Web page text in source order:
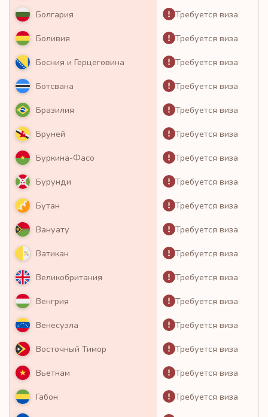
Болгария Требуется виза
Боливия Требуется виза
Босния и Герцеговина Требуется виза
Ботсвана Требуется виза
Бразилия Требуется виза
Бруней Требуется виза
Буркина-Фасо Требуется виза
Бурунди Требуется виза
Бутан Требуется виза
Вануату Требуется виза
Ватикан Требуется виза
Великобритания Требуется виза
Венгрия Требуется виза
Венесуэла Требуется виза
Восточный Тимор Требуется виза
Вьетнам Требуется виза
Габон Требуется виза